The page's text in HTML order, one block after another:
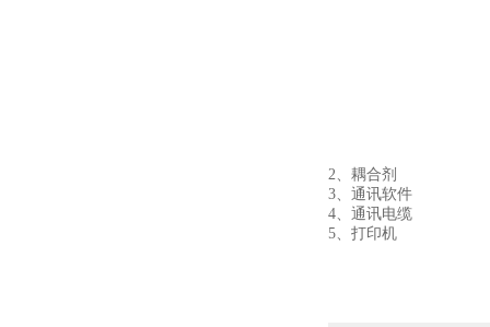
2、耦合剂
3、通讯软件
4、通讯电缆
5、打印机